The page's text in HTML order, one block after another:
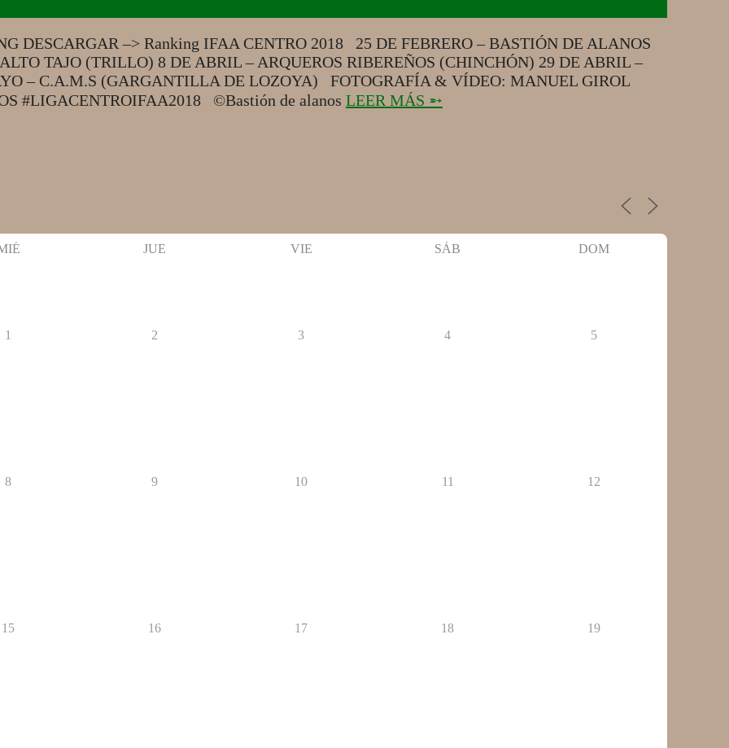
DESCARGAR –> Ranking IFAA CENTRO 2018 25 DE FEBRERO – BASTIÓN DE ALANOS
TAJO (TRILLO) 8 DE ABRIL – ARQUEROS RIBEREÑOS (CHINCHÓN) 29 DE ABRIL –
– C.A.M.S (GARGANTILLA DE LOZOYA) FOTOGRAFÍA & VÍDEO: MANUEL GIROL
#LIGACENTROIFAA2018 ©Bastión de alanos LEER MÁS ➵
JUE VIE SÁB DOM
1 2 3 4 5
8 9 10 11 12
15 16 17 18 19